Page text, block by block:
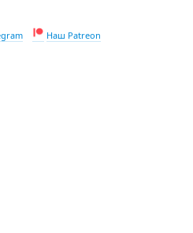
Наш Patreon